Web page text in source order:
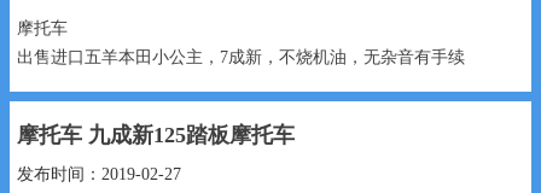
摩托车
出售进口五羊本田小公主，7成新，不烧机油，无杂音有手续
摩托车 九成新125踏板摩托车
发布时间：2019-02-27